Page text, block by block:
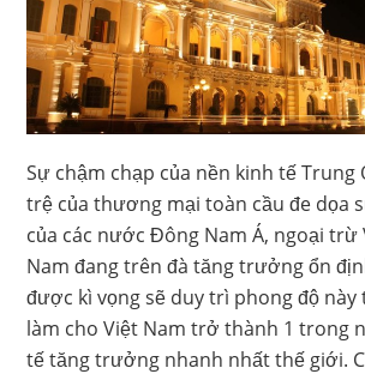
Sự chậm chạp của nền kinh tế Trung
trệ của thương mại toàn cầu đe dọa
của các nước Đông Nam Á, ngoại trừ
Nam đang trên đà tăng trưởng ổn
được kì vọng sẽ duy trì phong độ
làm cho Việt Nam trở thành 1 trong
tế tăng trưởng nhanh nhất thế giới.